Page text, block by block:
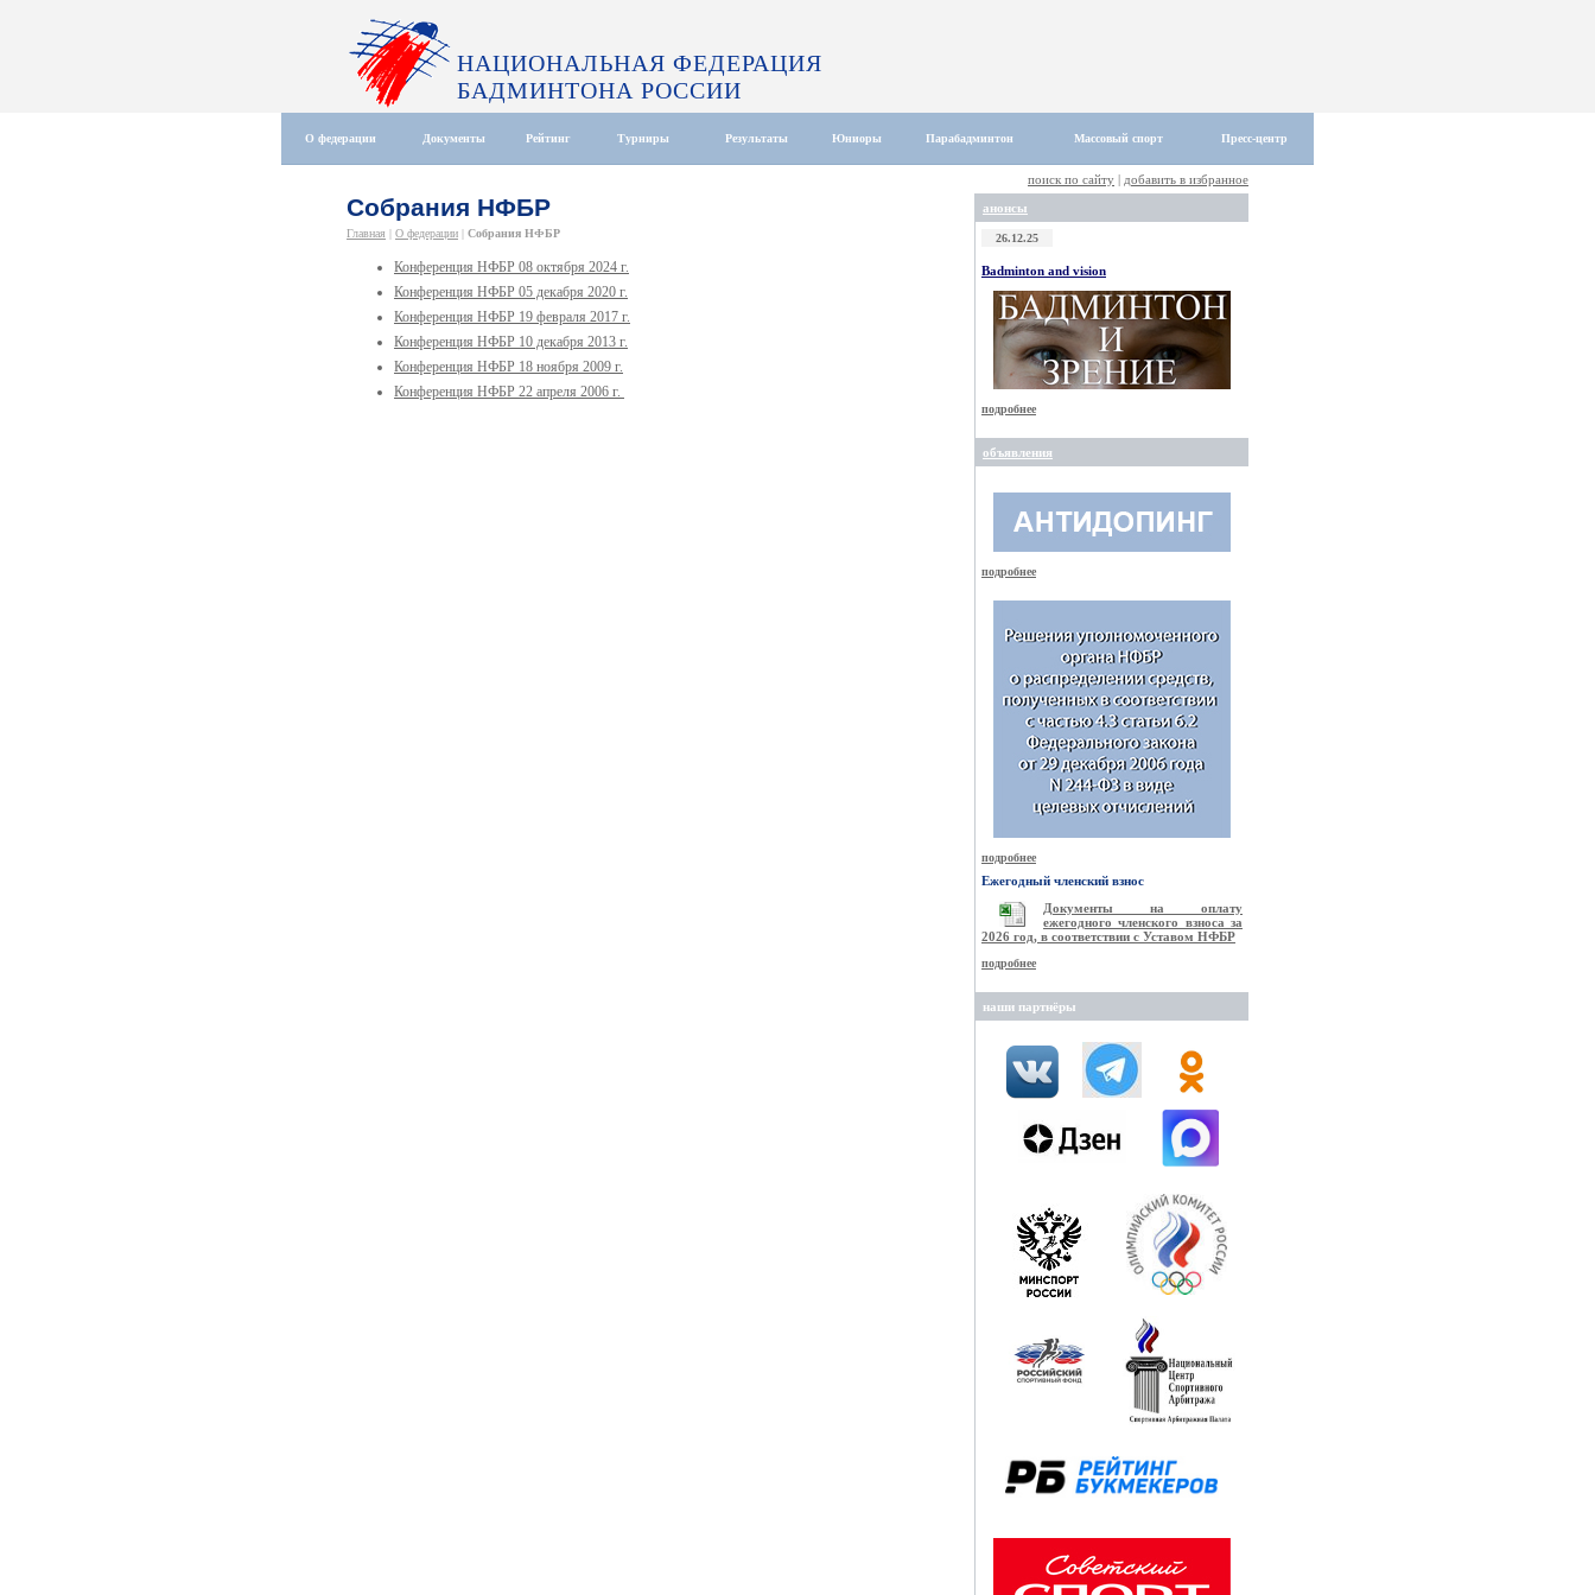
НАЦИОНАЛЬНАЯ ФЕДЕРАЦИЯ
БАДМИНТОНА РОССИИ
О федерации Документы Рейтинг Турниры Результаты Юниоры Парабадминтон Массовый спорт Пресс-центр
поиск по сайту | добавить в избранное
Собрания НФБР
Главная | О федерации | Собрания НФБР
Конференция НФБР 08 октября 2024 г.
Конференция НФБР 05 декабря 2020 г.
Конференция НФБР 19 февраля 2017 г.
Конференция НФБР 10 декабря 2013 г.
Конференция НФБР 18 ноября 2009 г.
Конференция НФБР 22 апреля 2006 г.
анонсы
26.12.25
Badminton and vision
подробнее
объявления
подробнее
подробнее
Ежегодный членский взнос
Документы на оплату
ежегодного членского взноса за
2026 год, в соответствии с Уставом НФБР
подробнее
наши партнёры